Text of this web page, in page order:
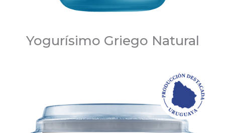
Yogurísimo Griego Natural